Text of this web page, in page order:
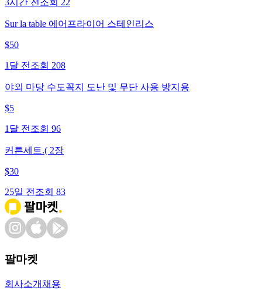
3시간 전 조회 22
Sur la table 에어프라이어 스테인리스
$50
1달 전 조회 208
야외 마당 수도꼭지 도난 및 무단 사용 방지용
$5
1달 전 조회 96
커튼세트.( 2장
$30
25일 전 조회 83
팔마켓
회사소개 채용